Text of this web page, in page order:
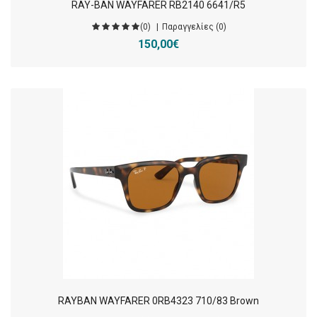
RAY-BAN WAYFARER RB2140 6641/R5
(0) Παραγγελίες (0)
150,00€
RAYBAN WAYFARER 0RB4323 710/83 Brown